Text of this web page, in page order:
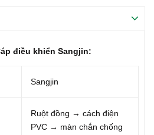
điều khiển Sangjin:
Sangjin
Ruột đồng → cách điện
PVC → màn chắn chống